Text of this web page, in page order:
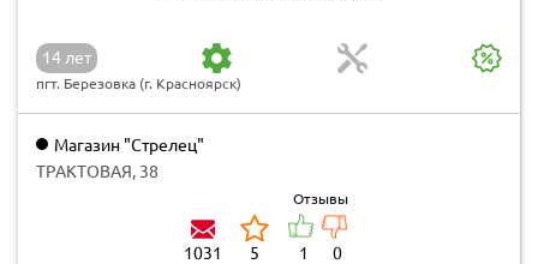
14 лет
пгт. Березовка (г. Красноярск)
Магазин "Стрелец"
ТРАКТОВАЯ, 38
1031 5
Отзывы
1 0